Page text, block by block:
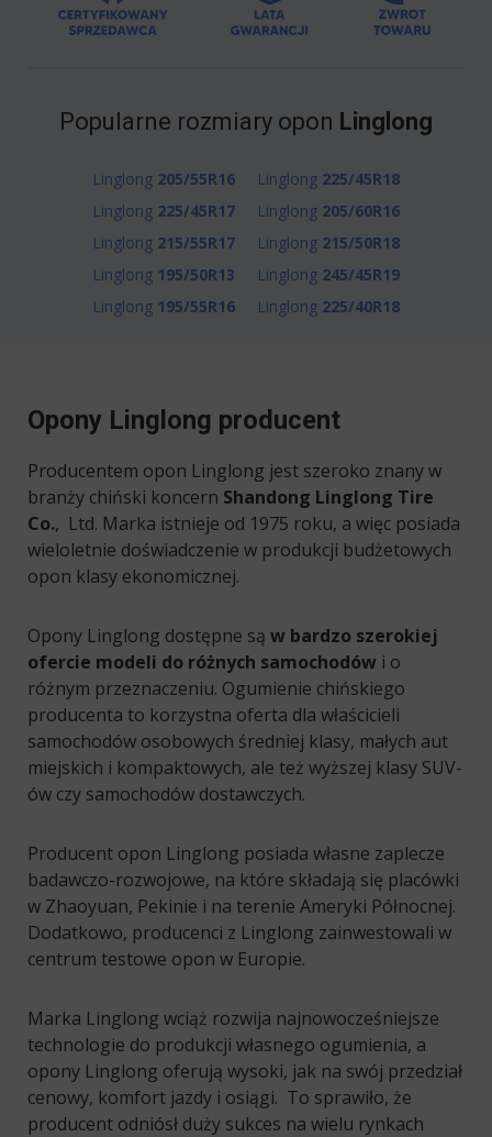
Popularne rozmiary opon Linglong
Linglong 205/55R16 Linglong 225/45R18
Linglong 225/45R17 Linglong 205/60R16
Linglong 215/55R17 Linglong 215/50R18
Linglong 195/50R13 Linglong 245/45R19
Linglong 195/55R16 Linglong 225/40R18
Opony Linglong producent
Producentem opon Linglong jest szeroko znany w
branży chiński koncern Shandong Linglong Tire
Co., Ltd. Marka istnieje od 1975 roku, a więc posiada
wieloletnie doświadczenie w produkcji budżetowych
opon klasy ekonomicznej.
Opony Linglong dostępne są w bardzo szerokiej
ofercie modeli do różnych samochodów i o
różnym przeznaczeniu. Ogumienie chińskiego
producenta to korzystna oferta dla właścicieli
samochodów osobowych średniej klasy, małych aut
miejskich i kompaktowych, ale też wyższej klasy SUV-
ów czy samochodów dostawczych.
Producent opon Linglong posiada własne zaplecze
badawczo-rozwojowe, na które składają się placówki
w Zhaoyuan, Pekinie i na terenie Ameryki Północnej.
Dodatkowo, producenci z Linglong zainwestowali w
centrum testowe opon w Europie.
Marka Linglong wciąż rozwija najnowocześniejsze
technologie do produkcji własnego ogumienia, a
opony Linglong oferują wysoki, jak na swój przedział
cenowy, komfort jazdy i osiągi. To sprawiło, że
producent odniósł duży sukces na wielu rynkach